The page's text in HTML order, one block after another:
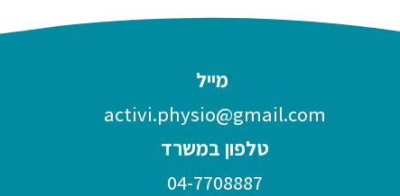
מייל
activi.physio@gmail.com
טלפון במשרד
04-7708887